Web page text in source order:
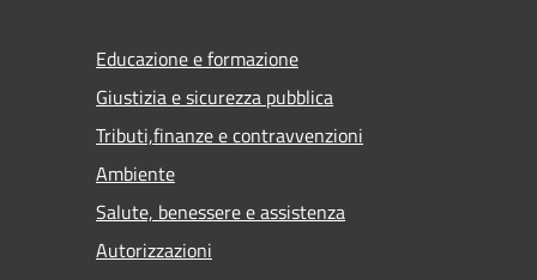
Educazione e formazione
Giustizia e sicurezza pubblica
Tributi,finanze e contravvenzioni
Ambiente
Salute, benessere e assistenza
Autorizzazioni